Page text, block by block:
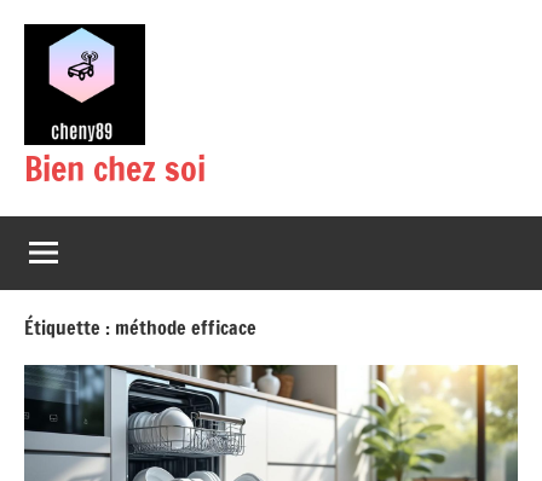
contenu
Bien chez soi
Étiquette : méthode efficace